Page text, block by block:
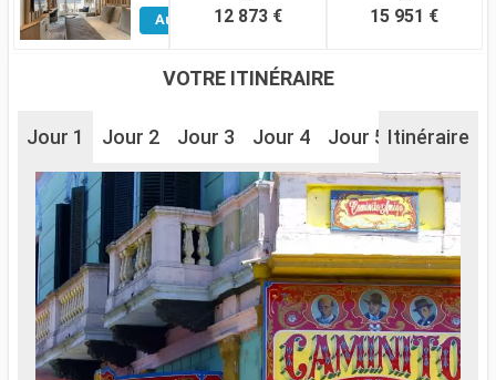
Autres
12 873 € 15 951 €
VOTRE ITINÉRAIRE
Jour 1 Jour 2 Jour 3 Jour 4 Jour 5 Jour 6
Itinéraire